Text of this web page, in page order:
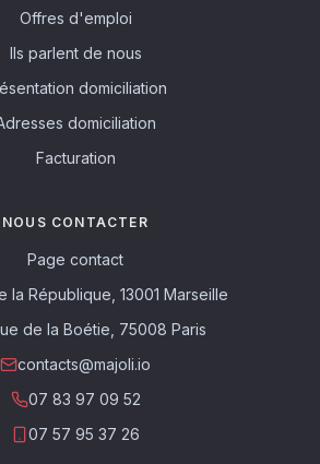
Offres d'emploi
Ils parlent de nous
domiciliation
domiciliation
Facturation
NOUS CONTACTER
Page contact
la République, 13001 Marseille
de la Boétie, 75008 Paris
contacts@majoli.io
07 83 97 09 52
07 57 95 37 26